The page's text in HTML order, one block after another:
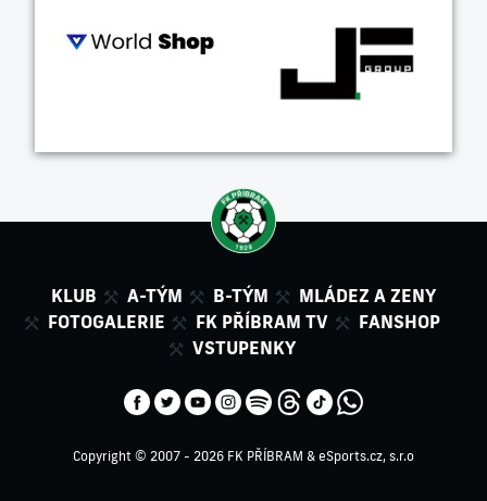
KLUB A-TÝM B-TÝM
MLÁDEZ A ZENY
FOTOGALERIE
FK PŘÍBRAM TV
FANSHOP
VSTUPENKY
Copyright © 2007 - 2026 FK PŘÍBRAM & eSports.cz, s.r.o